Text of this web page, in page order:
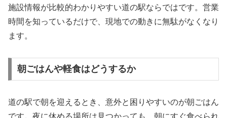
施設情報が比較的わかりやすい道の駅ならではです。営業
時間を知っているだけで、現地での動きに無駄がなくなり
ます。
朝ごはんや軽食はどうするか
道の駅で朝を迎えるとき、意外と困りやすいのが朝ごはん